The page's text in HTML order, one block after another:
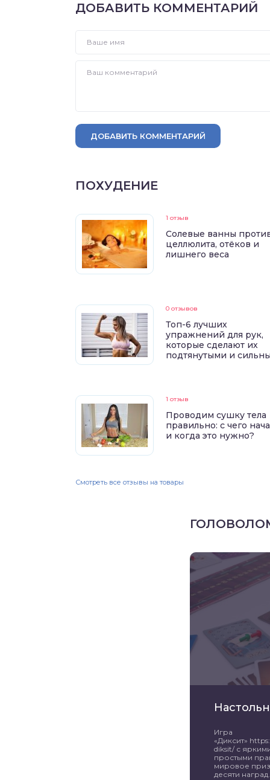
ДОБАВИТЬ КОММЕНТАРИЙ
ДОБАВИТЬ КОММЕНТАРИЙ
ПОХУДЕНИЕ
1 отзыв
Солевые ванны
целлюлита, отёков и
лишнего веса
0 отзывов
Топ-6 лучших
упражнений для рук,
которые сделают их
подтянутыми и
1 отзыв
Проводим сушку тела
правильно: с чего
и когда это нужно?
Смотреть все отзывы на товары
Игра
«Диксит»
diksit/ с
простыми
мировое
десяти